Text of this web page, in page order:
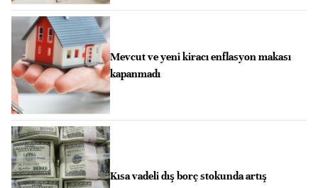
Mevcut ve yeni kiracı enflasyon makası
kapanmadı
Kısa vadeli dış borç stokunda artış